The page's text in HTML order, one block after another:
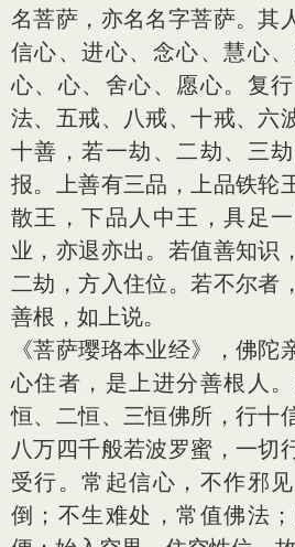
名菩萨，亦名名字菩萨。其
信心、进心、念心、慧心
心、心、舍心、愿心。复
法、五戒、八戒、十戒、六
十善，若一劫、二劫、三
报。上善有三品，上品铁轮
散王，下品人中王，具足
业，亦退亦出。若值善知识
二劫，方入住位。若不尔者
善根，如上说。
《菩萨璎珞本业经》，佛陀
心住者，是上进分善根人
恒、二恒、三恒佛所，行十
八万四千般若波罗蜜，一切
受行。常起信心，不作邪
倒；不生难处，常值佛法